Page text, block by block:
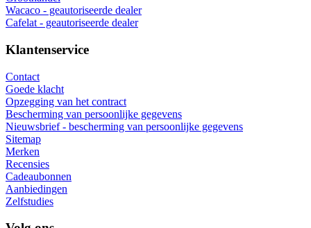
EU-levering
levering aan alle EU-landen
Goederen in EU-voorraad
wij verzenden vanuit ons eigen magazijn
Gratis EU-verzending
Informatie
Over ons
Terugzenden van goederen
Verzending en betaling
Veilig online betalen GoPay
Voorwaarden
Werk met ons samen
Groothandel
Wacaco - geautoriseerde dealer
Cafelat - geautoriseerde dealer